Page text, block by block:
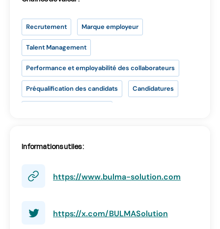
Recrutement Marque employeur
Talent Management
Performance et employabilité des collaborateurs
Préqualification des candidats Candidatures
Diversité & Inclusion
Informations utiles :
https://www.bulma-solution.com
https://x.com/BULMASolution
Vous n’avez pas d’adresse e-mail valide ?
Contactezcontact@lab-rh.com